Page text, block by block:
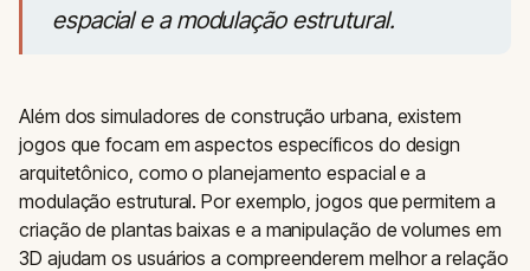
espacial e a modulação estrutural.
Além dos simuladores de construção urbana, existem
jogos que focam em aspectos específicos do design
arquitetônico, como o planejamento espacial e a
modulação estrutural. Por exemplo, jogos que permitem a
criação de plantas baixas e a manipulação de volumes em
3D ajudam os usuários a compreenderem melhor a relação